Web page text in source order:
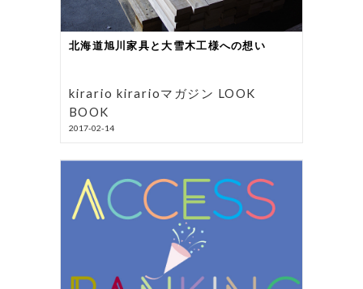
北海道旭川家具と大雪木工様への想い
kirario kirarioマガジン LOOK
BOOK
2017-02-14